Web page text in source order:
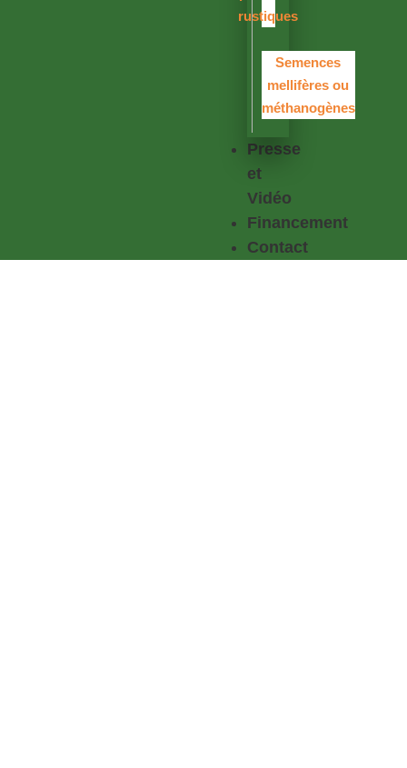
rustiques
Semences
mellifères ou
méthanogènes
Presse
et
Vidéo
Financement
Contact